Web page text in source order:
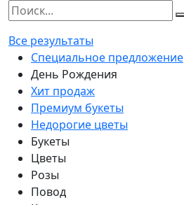
Все результаты
Специальное предложение
День Рождения
Хит продаж
Премиум букеты
Недорогие цветы
Букеты
Цветы
Розы
Повод